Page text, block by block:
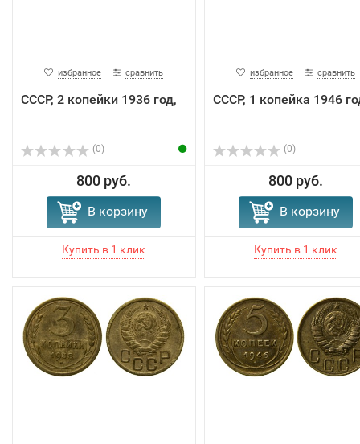
избранное сравнить
СССР, 2 копейки 1936 год,
(0)
800 руб.
В корзину
избранное сравнить
СССР, 1 копейка 1946
(0)
800 руб.
В корзину